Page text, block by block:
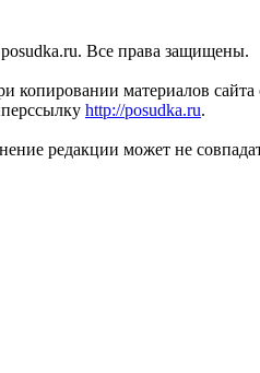
Все права защищены.
копировании материалов сайта
http://posudka.ru.
редакции может не